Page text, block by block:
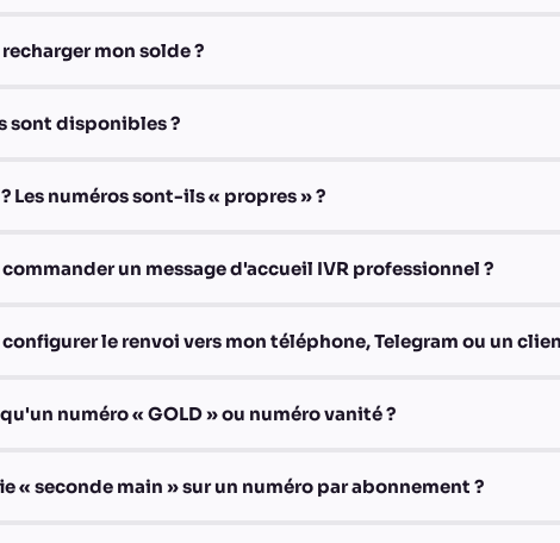
mon solde ?
sont disponibles ?
Les numéros sont-ils « propres » ?
un message d'accueil IVR professionnel ?
le renvoi vers mon téléphone, Telegram ou un
numéro « GOLD » ou numéro vanité ?
« seconde main » sur un numéro par abonnement ?